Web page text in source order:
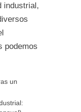
industrial,
podemos
un